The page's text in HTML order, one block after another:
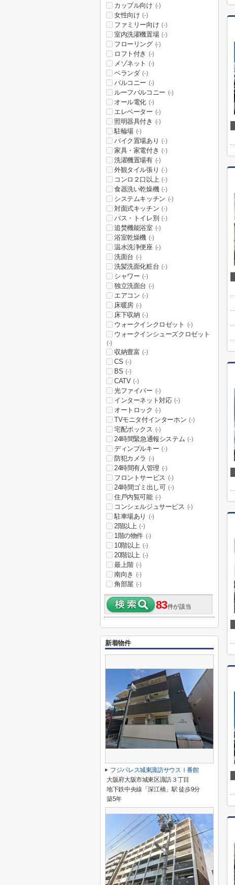
カップル向け (-)
女性向け (-)
ファミリー向け (-)
室内洗濯機置場 (-)
フローリング (-)
ロフト付き (-)
メゾネット (-)
ベランダ (-)
バルコニー (-)
ルーフバルコニー (-)
オール電化 (-)
エレベーター (-)
照明器具付き (-)
駐輪場 (-)
バイク置場あり (-)
家具・家電付き (-)
洗濯機置場有 (-)
外観タイル張り (-)
コンロ２口以上 (-)
食器洗い乾燥機 (-)
システムキッチン (-)
対面式キッチン (-)
バス・トイレ別 (-)
追焚機能浴室 (-)
浴室乾燥機 (-)
温水洗浄便座 (-)
洗面台 (-)
洗髪洗面化粧台 (-)
シャワー (-)
独立洗面台 (-)
エアコン (-)
床暖房 (-)
床下収納 (-)
ウォークインクロゼット (-)
ウォークインシューズクロゼット
(-)
収納豊富 (-)
CS (-)
BS (-)
CATV (-)
光ファイバー (-)
インターネット対応 (-)
オートロック (-)
TVモニタ付インターホン (-)
宅配ボックス (-)
24時間緊急通報システム (-)
ディンプルキー (-)
防犯カメラ (-)
24時間有人管理 (-)
フロントサービス (-)
24時間ゴミ出し可 (-)
住戸内覧可能 (-)
コンシェルジュサービス (-)
駐車場あり (-)
2階以上 (-)
1階の物件 (-)
10階以上 (-)
20階以上 (-)
最上階 (-)
南向き (-)
角部屋 (-)
83件が該当
新着物件
フジパレス城東諏訪サウスⅠ番館
大阪府大阪市城東区諏訪３丁目
地下鉄中央線「深江橋」駅 徒歩9分
築5年